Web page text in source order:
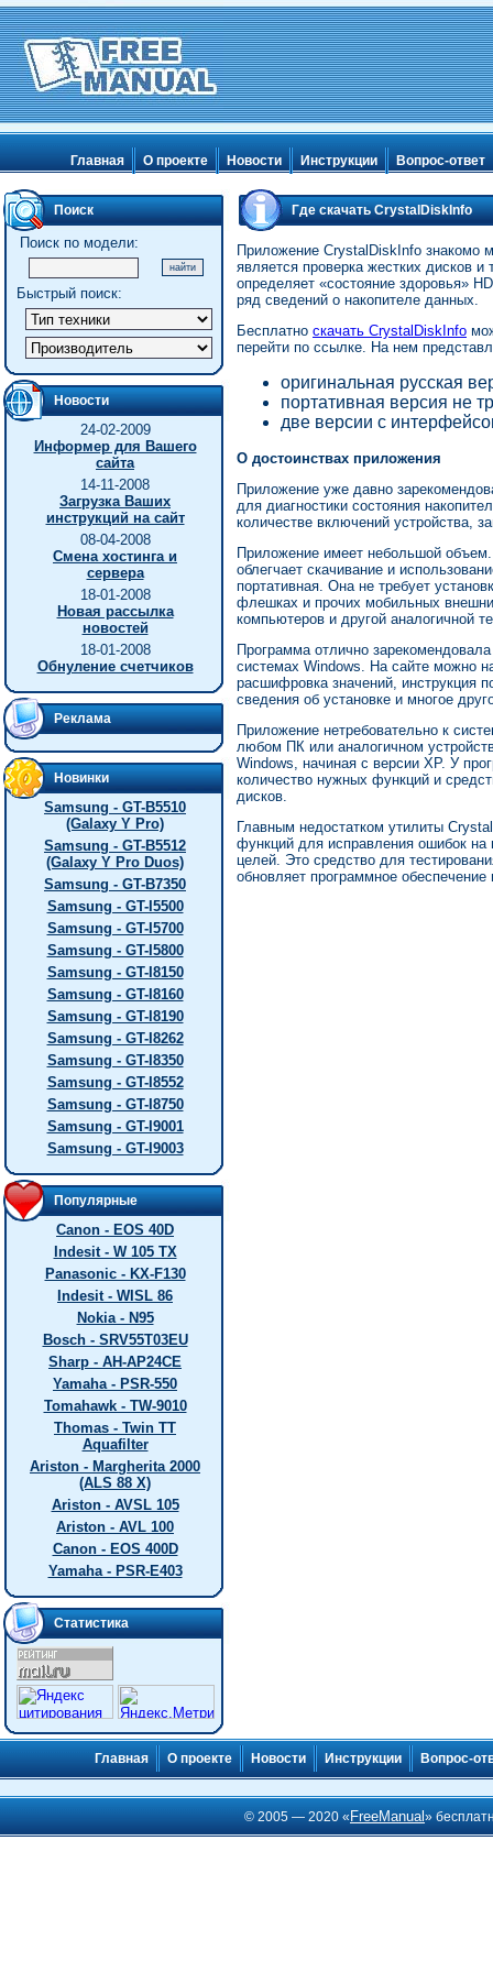
Главная О проекте Новости Инструкции Вопрос-ответ
Поиск
Поиск по модели:
Быстрый поиск:
Новости
24-02-2009
Информер для Вашего
сайта
14-11-2008
Загрузка Ваших
инструкций на сайт
08-04-2008
Смена хостинга и
сервера
18-01-2008
Новая рассылка
новостей
18-01-2008
Обнуление счетчиков
Реклама
Новинки
Samsung - GT-B5510
(Galaxy Y Pro)
Samsung - GT-B5512
(Galaxy Y Pro Duos)
Samsung - GT-B7350
Samsung - GT-I5500
Samsung - GT-I5700
Samsung - GT-I5800
Samsung - GT-I8150
Samsung - GT-I8160
Samsung - GT-I8190
Samsung - GT-I8262
Samsung - GT-I8350
Samsung - GT-I8552
Samsung - GT-I8750
Samsung - GT-I9001
Samsung - GT-I9003
Популярные
Canon - EOS 40D
Indesit - W 105 TX
Panasonic - KX-F130
Indesit - WISL 86
Nokia - N95
Bosch - SRV55T03EU
Sharp - AH-AP24CE
Yamaha - PSR-550
Tomahawk - TW-9010
Thomas - Twin TT
Aquafilter
Ariston - Margherita 2000
(ALS 88 X)
Ariston - AVSL 105
Ariston - AVL 100
Canon - EOS 400D
Yamaha - PSR-E403
Статистика
Где скачать CrystalDiskInfo
Приложение CrystalDiskInfo знакомо
является проверка жестких дисков
определяет «состояние здоровья»
ряд сведений о накопителе данных.
Бесплатно скачать CrystalDiskInfo
перейти по ссылке. На нем
оригинальная русская
портативная версия не
две версии с
О достоинствах приложения
Приложение уже давно
для диагностики состояния
количестве включений устройства,
Приложение имеет небольшой объем.
облегчает скачивание и
портативная. Она не требует
флешках и прочих мобильных
компьютеров и другой аналогичной
Программа отлично
системах Windows. На сайте можно
расшифровка значений, инструкция
сведения об установке и многое
Приложение нетребовательно к
любом ПК или аналогичном
Windows, начиная с версии XP. У
количество нужных функций и
дисков.
Главным недостатком утилиты
функций для исправления ошибок на
целей. Это средство для
обновляет программное
Главная О проекте Новости Инструкции Вопрос-
© 2005 — 2020 « FreeManual»